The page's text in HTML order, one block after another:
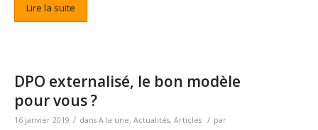
Lire la suite
DPO externalisé, le bon modèle
pour vous ?
16 janvier 2019 / dans A la une, Actualités, Articles / par